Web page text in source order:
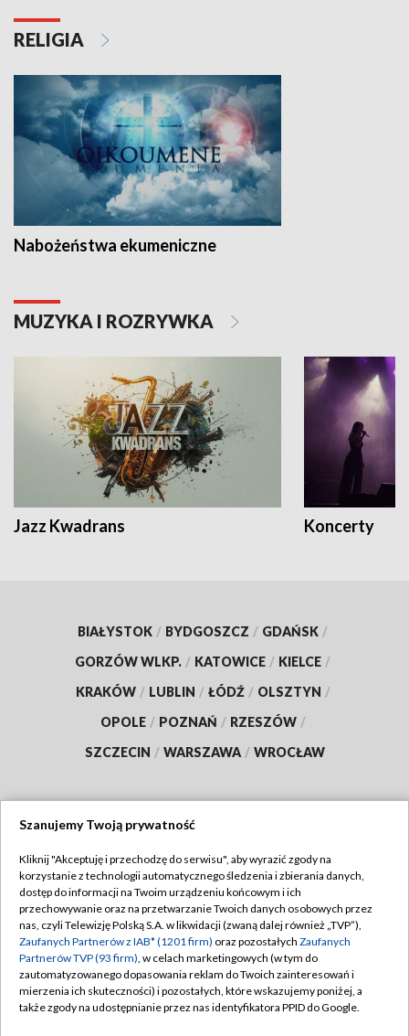
RELIGIA
Nabożeństwa ekumeniczne
MUZYKA I ROZRYWKA
Jazz Kwadrans Koncerty
BIAŁYSTOK / BYDGOSZCZ / GDAŃSK /
GORZÓW WLKP. / KATOWICE / KIELCE /
KRAKÓW / LUBLIN / ŁÓDŹ / OLSZTYN /
OPOLE / POZNAŃ / RZESZÓW /
SZCZECIN / WARSZAWA / WROCŁAW
TVP
Abonament TVP
Emisja w TVP
Centrum informacji TVP
Naziemna Telewizja Cyfrowa
Regulamin TVP
Polityka prywatności
Moje zgody
Pomoc
Szanujemy Twoją prywatność
Kliknij "Akceptuję i przechodzę do serwisu", aby wyrazić zgody na
korzystanie z technologii automatycznego śledzenia i zbierania danych,
dostęp do informacji na Twoim urządzeniu końcowym i ich
przechowywanie oraz na przetwarzanie Twoich danych osobowych przez
nas, czyli Telewizję Polską S.A. w likwidacji (zwaną dalej również „TVP”),
Zaufanych Partnerów z IAB* (1201 firm) oraz pozostałych Zaufanych
Partnerów TVP (93 firm), w celach marketingowych (w tym do
zautomatyzowanego dopasowania reklam do Twoich zainteresowań i
mierzenia ich skuteczności) i pozostałych, które wskazujemy poniżej, a
także zgody na udostępnianie przez nas identyfikatora PPID do Google.